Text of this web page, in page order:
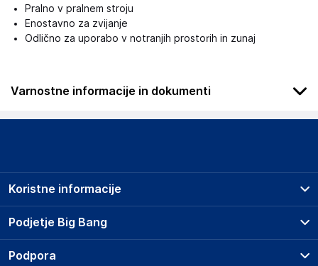
Pralno v pralnem stroju
Enostavno za zvijanje
Odlično za uporabo v notranjih prostorih in zunaj
Varnostne informacije in dokumenti
Podatki o proizvajalcu
Haba Trading B.V.
The Netherlands
Podjetje Big Bang
O podjetju
Koristne informacije
Prodajna mesta
Storitve
Podpora